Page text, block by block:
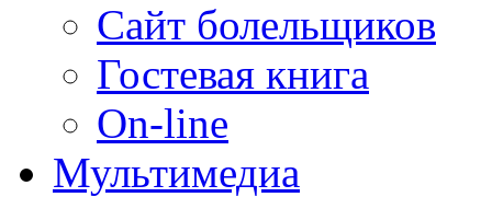
Сайт болельщиков
Гостевая книга
On-line
Мультимедиа